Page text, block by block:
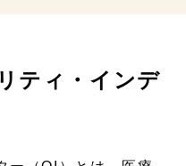
ティ・インデ